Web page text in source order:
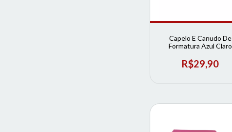
Capelo E Canudo De
Formatura Azul Claro
R$29,90